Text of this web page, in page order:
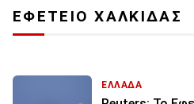
ΕΦΕΤΕΙΟ ΧΑΛΚΙΔΑΣ
ΕΛΛΑΔΑ